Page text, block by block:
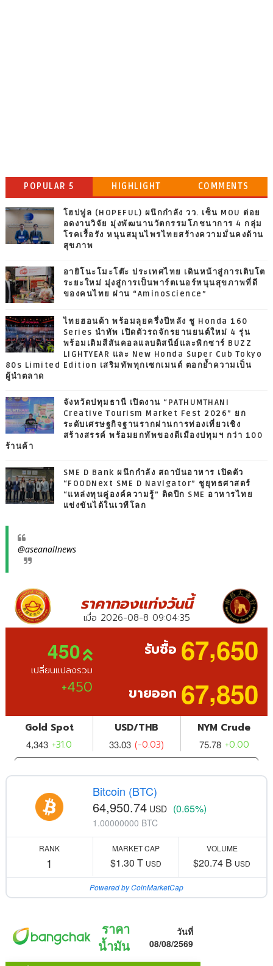
POPULAR 5 HIGHLIGHT COMMENTS
โฮปฟูล (HOPEFUL) ผนึกกำลัง วว. เซ็น MOU ต่อย
อดงานวิจัย มุ่งพัฒนานวัตกรรมโภชนาการ 4 กลุ่ม
โรคเรื้อรัง หนุนสมุนไพรไทยสร้างความมั่นคงด้าน
สุขภาพ
อายิโนะโมะโต๊ะ ประเทศไทย เดินหน้าสู่การเติบโต
ระยะใหม่ มุ่งสู่การเป็นพาร์ตเนอร์หนุนสุขภาพที่ดี
ของคนไทย ผ่าน “AminoScience”
ไทยฮอนด้า พร้อมลุยครึ่งปีหลัง ชู Honda 160
Series นำทัพ เปิดตัวรถจักรยานยนต์ใหม่ 4 รุ่น
พร้อมเติมสีสันคอลแลบดิสนีย์และพิกซาร์ BUZZ
LIGHTYEAR และ New Honda Super Cub Tokyo
80s Limited Edition เสริมทัพทุกเซกเมนต์ ตอกย้ำความเป็น
ผู้นำตลาด
จังหวัดปทุมธานี เปิดงาน “PATHUMTHANI
Creative Tourism Market Fest 2026” ยก
ระดับเศรษฐกิจฐานรากผ่านการท่องเที่ยวเชิง
สร้างสรรค์ พร้อมยกทัพของดีเมืองปทุมฯ กว่า 100
ร้านค้า
SME D Bank ผนึกกำลัง สถาบันอาหาร เปิดตัว
“FOODNext SME D Navigator” ชูยุทธศาสตร์
“แหล่งทุนคู่องค์ความรู้” ติดปีก SME อาหารไทย
แข่งขันได้ในเวทีโลก
@aseanallnews
Bitcoin (BTC)
64,950.74 USD (0.65%)
1.00000000 BTC
RANK
1
MARKET CAP
$1.30 T USD
VOLUME
$20.74 B USD
Powered by CoinMarketCap